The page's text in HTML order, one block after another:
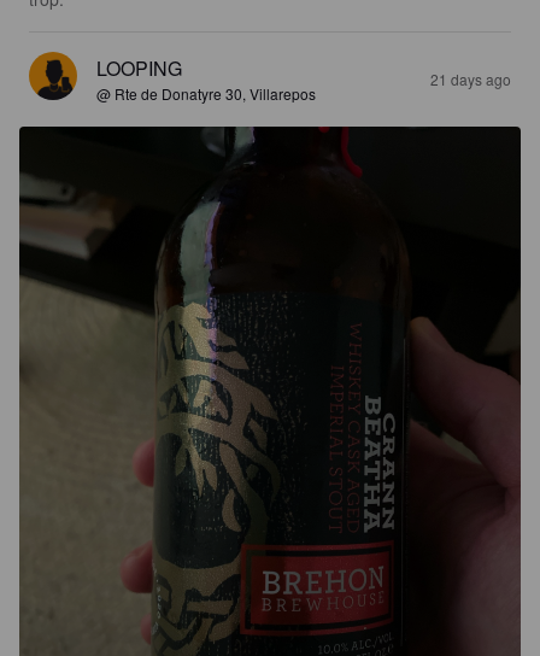
LOOPING
@ Rte de Donatyre 30, Villarepos
21 days ago